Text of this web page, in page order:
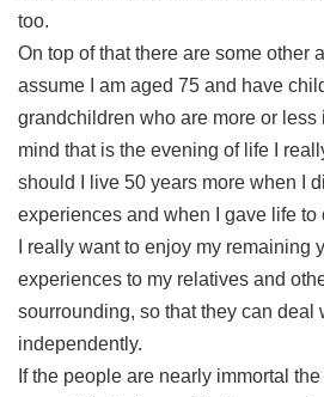
too.
On top of that there are some other
assume I am aged 75 and have
grandchildren who are more or less
mind that is the evening of life I
should I live 50 years more when I
experiences and when I gave life to
I really want to enjoy my remaining
experiences to my relatives and
sourrounding, so that they can deal
independently.
If the people are nearly immortal